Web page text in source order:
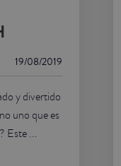
19/08/2019
y divertido
uno que es
Este ...